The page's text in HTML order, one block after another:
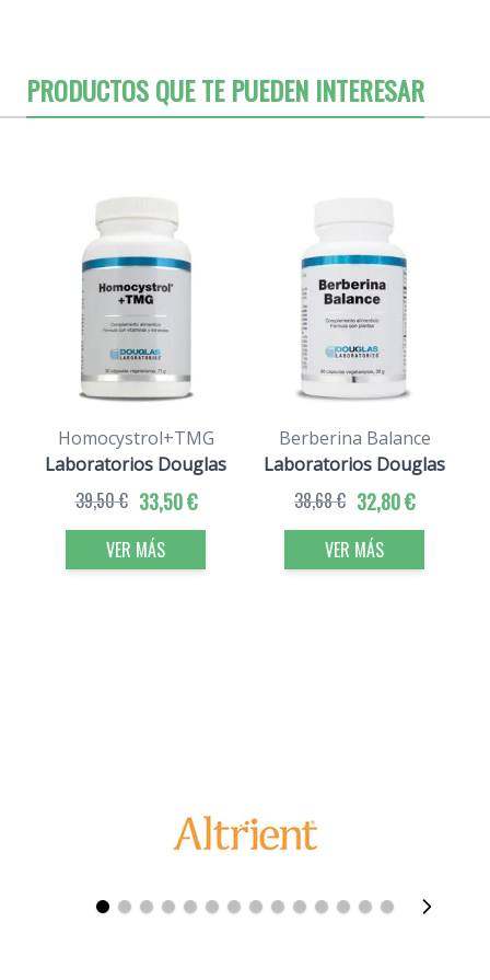
PRODUCTOS QUE TE PUEDEN INTERESAR
Homocystrol+TMG
Laboratorios Douglas
33,50 €
39,50 €
VER MÁS
Berberina Balance
Laboratorios Douglas
32,80 €
38,68 €
VER MÁS